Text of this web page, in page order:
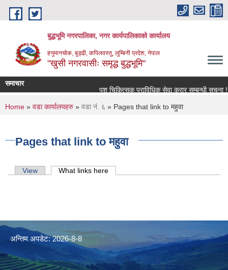
Skip to main content
बुद्धभूमि नगरपालिका, नगर कार्यपालिकाको कार्यालय
हनुमानचोक, बुड्ढी, कपिलवस्तु, लुम्बिनी प्रदेश, नेपाल
"खुसी नगरवासीः समृद्ध बुद्धभूमि"
समाचार
पशु चिकित्सक प्राविधिक सेवा करार सम्बन्धी सूचना !
You are here
Home » वडा कार्यालयहरु » वडा नं. ६ » Pages that link to महुवा
Pages that link to महुवा
Primary tabs
View What links here
अन्तिम अपडेट: 2026-8-8